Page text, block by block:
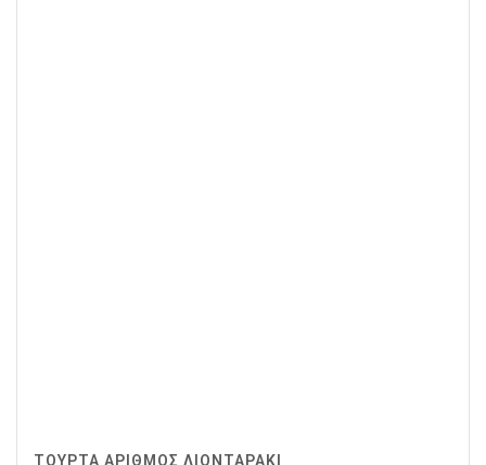
ΤΟΥΡΤΑ ΑΡΙΘΜΟΣ ΛΙΟΝΤΑΡΑΚΙ